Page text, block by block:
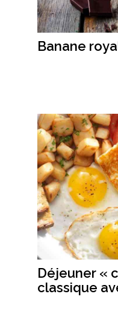
Banane
Déjeuner «
classique